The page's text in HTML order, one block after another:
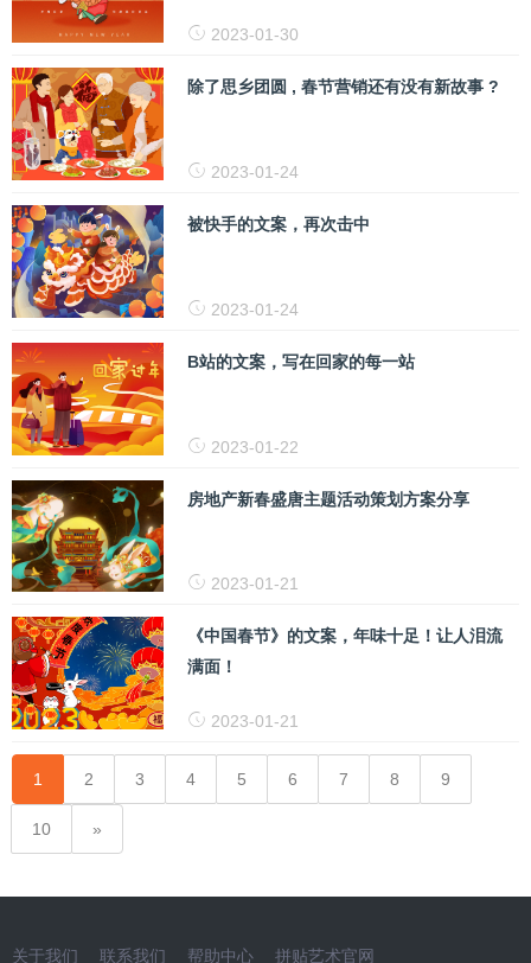
2023-01-30
除了思乡团圆 , 春节营销还有没有新故事 ?
2023-01-24
被快手的文案，再次击中
2023-01-24
B站的文案，写在回家的每一站
2023-01-22
房地产新春盛唐主题活动策划方案分享
2023-01-21
《中国春节》的文案，年味十足！让人泪流
满面！
2023-01-21
1 2 3 4 5 6 7 8 9
10
关于我们 联系我们 帮助中心 拼贴艺术官网